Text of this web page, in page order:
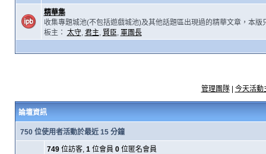
精華集
收集專題城池(不包括遊戲城池)及其他話題區出現過的精華文章，本版
板主： 太守, 君主, 賢臣, 軍團長
管理團隊| 今天活動
論壇資訊
750 位使用者活動於最近 15 分鐘
749位訪客, 1位會員 0位匿名會員